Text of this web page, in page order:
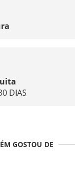
DIAS
GOSTOU DE